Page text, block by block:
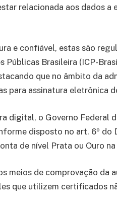
relacionada aos dados a
e confiável, estas são
Brasileira (ICP-
que no âmbito da
para assinatura eletrônica
digital, o Governo Federal
disposto no art. 6º
de nível Prata ou Ouro
meios de comprovação da
que utilizem certificados